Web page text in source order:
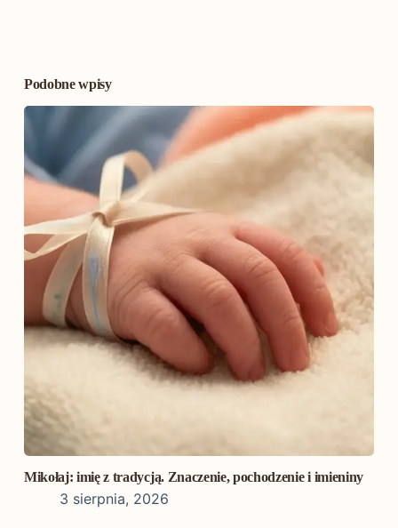
Podobne wpisy
Mikołaj: imię z tradycją. Znaczenie, pochodzenie i imieniny
3 sierpnia, 2026